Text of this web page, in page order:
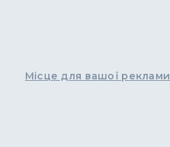
Місце для вашої реклами